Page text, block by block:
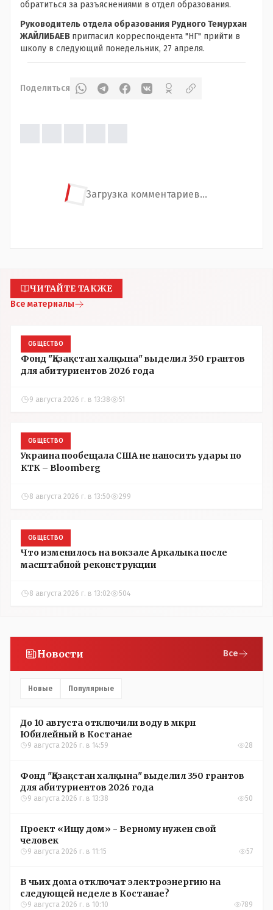
обратиться за разъяснениями в отдел образования.
Руководитель отдела образования Рудного Темурхан
ЖАЙЛИБАЕВ пригласил корреспондента "НГ" прийти в
школу в следующий понедельник, 27 апреля.
Поделиться
Загрузка комментариев...
ЧИТАЙТЕ ТАКЖЕ
Все материалы
ОБЩЕСТВО
Фонд "Қазақстан халқына" выделил 350 грантов
для абитуриентов 2026 года
9 августа 2026 г. в 13:38 51
ОБЩЕСТВО
Украина пообещала США не наносить удары по
КТК – Bloomberg
8 августа 2026 г. в 13:50 299
ОБЩЕСТВО
Что изменилось на вокзале Аркалыка после
масштабной реконструкции
8 августа 2026 г. в 13:02 504
Новости Все
Новые Популярные
До 10 августа отключили воду в мкрн
Юбилейный в Костанае
9 августа 2026 г. в 14:59 28
Фонд "Қазақстан халқына" выделил 350 грантов
для абитуриентов 2026 года
9 августа 2026 г. в 13:38 50
Проект «Ищу дом» - Верному нужен свой
человек
9 августа 2026 г. в 11:15 57
В чьих дома отключат электроэнергию на
следующей неделе в Костанае?
9 августа 2026 г. в 10:10 789